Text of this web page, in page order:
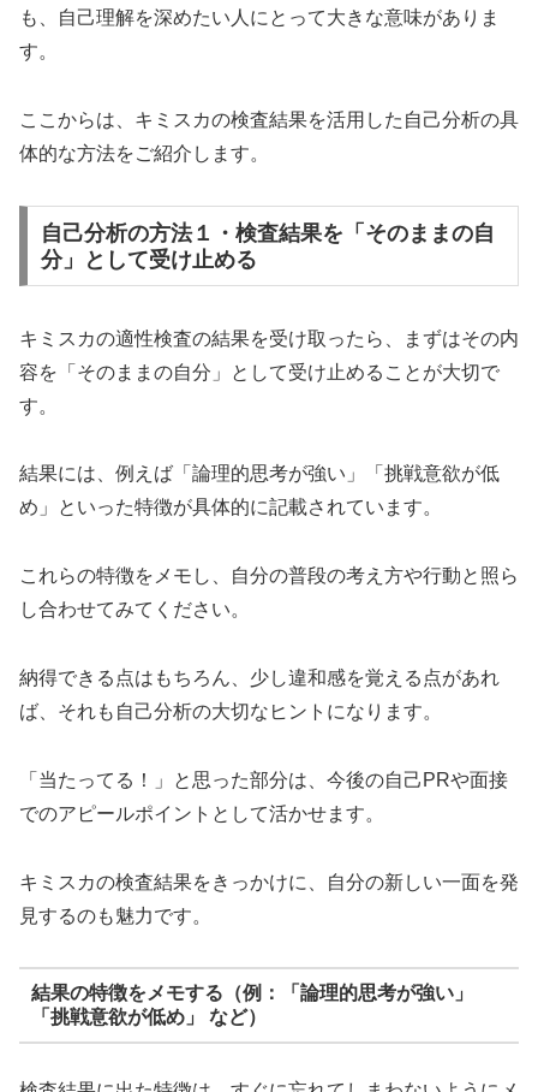
も、自己理解を深めたい人にとって大きな意味がありま
す。
ここからは、キミスカの検査結果を活用した自己分析の具
体的な方法をご紹介します。
自己分析の方法１・検査結果を「そのままの自
分」として受け止める
キミスカの適性検査の結果を受け取ったら、まずはその内
容を「そのままの自分」として受け止めることが大切で
す。
結果には、例えば「論理的思考が強い」「挑戦意欲が低
め」といった特徴が具体的に記載されています。
これらの特徴をメモし、自分の普段の考え方や行動と照ら
し合わせてみてください。
納得できる点はもちろん、少し違和感を覚える点があれ
ば、それも自己分析の大切なヒントになります。
「当たってる！」と思った部分は、今後の自己PRや面接
でのアピールポイントとして活かせます。
キミスカの検査結果をきっかけに、自分の新しい一面を発
見するのも魅力です。
結果の特徴をメモする（例：「論理的思考が強い」
「挑戦意欲が低め」 など）